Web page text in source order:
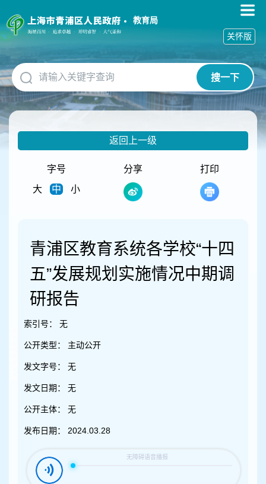
障
碍
作
说
明
跳
到
网
教育局
搜一下
关怀版
返回上一级
字号
大
中 小
分享 打印
青浦区教育系统各学校“十四
五”发展规划实施情况中期调
研报告
索引号： 无
公开类型： 主动公开
发文字号： 无
发文日期： 无
公开主体： 无
发布日期： 2024.03.28